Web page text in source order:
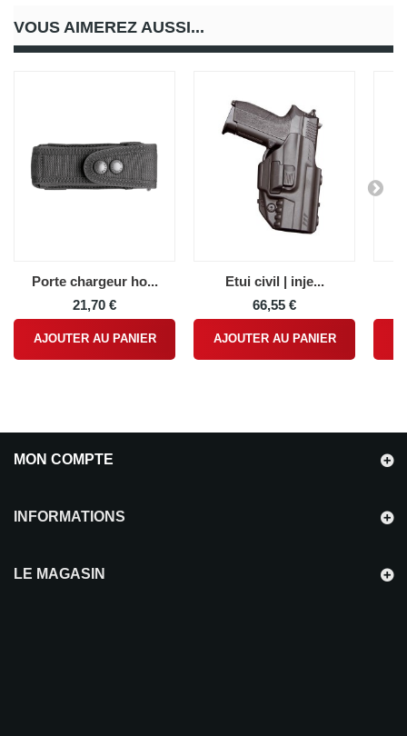
VOUS AIMEREZ AUSSI...
Porte chargeur ho...
21,70 €
AJOUTER AU PANIER
Etui civil | inje...
66,55 €
AJOUTER AU PANIER
MON COMPTE
INFORMATIONS
LE MAGASIN